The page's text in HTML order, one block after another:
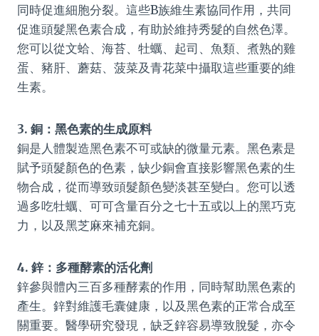
同時促進細胞分裂。這些B族維生素協同作用，共同
促進頭髮黑色素合成，有助於維持秀髮的自然色澤。
您可以從文蛤、海苔、牡蠣、起司、魚類、煮熟的雞
蛋、豬肝、蘑菇、菠菜及青花菜中攝取這些重要的維
生素。
3. 銅：黑色素的生成原料
銅是人體製造黑色素不可或缺的微量元素。黑色素是
賦予頭髮顏色的色素，缺少銅會直接影響黑色素的生
物合成，從而導致頭髮顏色變淡甚至變白。您可以透
過多吃牡蠣、可可含量百分之七十五或以上的黑巧克
力，以及黑芝麻來補充銅。
4. 鋅：多種酵素的活化劑
鋅參與體內三百多種酵素的作用，同時幫助黑色素的
產生。鋅對維護毛囊健康，以及黑色素的正常合成至
關重要。醫學研究發現，缺乏鋅容易導致脫髮，亦令